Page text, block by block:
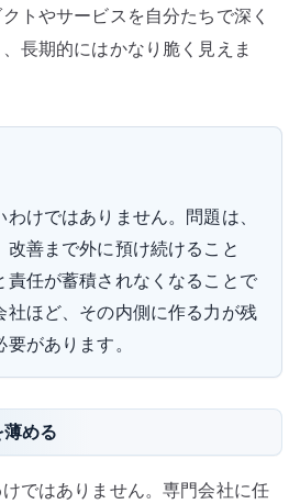
トやサービスを自分たちで深く
長期的にはかなり脆く見えま
けではありません。問題は、
改善まで外に預け続けること
責任が蓄積されなくなることで
社ほど、その内側に作る力が残
があります。
める
ではありません。専門会社に任